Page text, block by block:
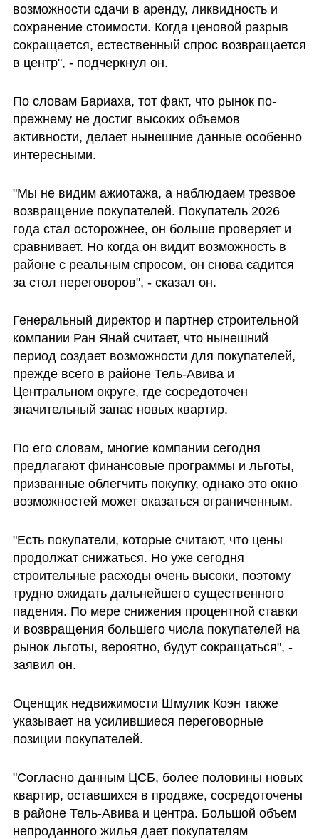
возможности сдачи в аренду, ликвидность и
сохранение стоимости. Когда ценовой разрыв
сокращается, естественный спрос возвращается
в центр", - подчеркнул он.
По словам Бариаха, тот факт, что рынок по-
прежнему не достиг высоких объемов
активности, делает нынешние данные особенно
интересными.
"Мы не видим ажиотажа, а наблюдаем трезвое
возвращение покупателей. Покупатель 2026
года стал осторожнее, он больше проверяет и
сравнивает. Но когда он видит возможность в
районе с реальным спросом, он снова садится
за стол переговоров", - сказал он.
Генеральный директор и партнер строительной
компании Ран Янай считает, что нынешний
период создает возможности для покупателей,
прежде всего в районе Тель-Авива и
Центральном округе, где сосредоточен
значительный запас новых квартир.
По его словам, многие компании сегодня
предлагают финансовые программы и льготы,
призванные облегчить покупку, однако это окно
возможностей может оказаться ограниченным.
"Есть покупатели, которые считают, что цены
продолжат снижаться. Но уже сегодня
строительные расходы очень высоки, поэтому
трудно ожидать дальнейшего существенного
падения. По мере снижения процентной ставки
и возвращения большего числа покупателей на
рынок льготы, вероятно, будут сокращаться", -
заявил он.
Оценщик недвижимости Шмулик Коэн также
указывает на усилившиеся переговорные
позиции покупателей.
"Согласно данным ЦСБ, более половины новых
квартир, оставшихся в продаже, сосредоточены
в районе Тель-Авива и центра. Большой объем
непроданного жилья дает покупателям